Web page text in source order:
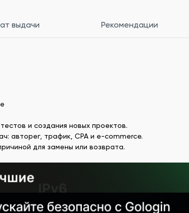
выдачи Рекомендации
и создания новых проектов.
авторег, трафик, CPA и e-commerce.
для замены или возврата.